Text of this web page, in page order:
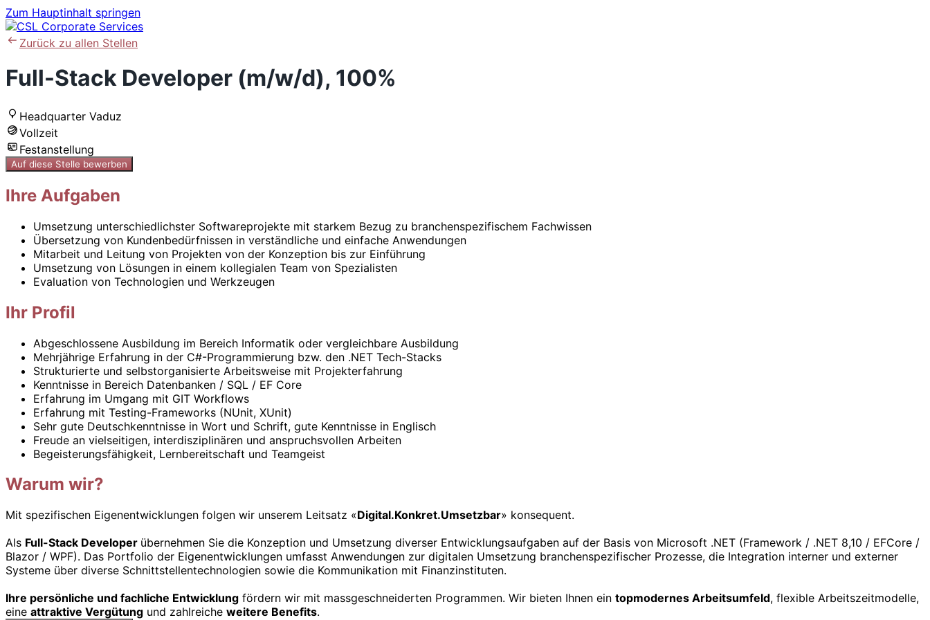
Zum Hauptinhalt springen
Zurück zu allen Stellen
Full-Stack Developer (m/w/d), 100%
Headquarter Vaduz
Vollzeit
Festanstellung
Auf diese Stelle bewerben
Ihre Aufgaben
Umsetzung unterschiedlichster Softwareprojekte mit starkem Bezug zu branchenspezifischem Fachwissen
Übersetzung von Kundenbedürfnissen in verständliche und einfache Anwendungen
Mitarbeit und Leitung von Projekten von der Konzeption bis zur Einführung
Umsetzung von Lösungen in einem kollegialen Team von Spezialisten
Evaluation von Technologien und Werkzeugen
Ihr Profil
Abgeschlossene Ausbildung im Bereich Informatik oder vergleichbare Ausbildung
Mehrjährige Erfahrung in der C#-Programmierung bzw. den .NET Tech-Stacks
Strukturierte und selbstorganisierte Arbeitsweise mit Projekterfahrung
Kenntnisse in Bereich Datenbanken / SQL / EF Core
Erfahrung im Umgang mit GIT Workflows
Erfahrung mit Testing-Frameworks (NUnit, XUnit)
Sehr gute Deutschkenntnisse in Wort und Schrift, gute Kenntnisse in Englisch
Freude an vielseitigen, interdisziplinären und anspruchsvollen Arbeiten
Begeisterungsfähigkeit, Lernbereitschaft und Teamgeist
Warum wir?
Mit spezifischen Eigenentwicklungen folgen wir unserem Leitsatz «Digital.Konkret.Umsetzbar» konsequent.
Als Full-Stack Developer übernehmen Sie die Konzeption und Umsetzung diverser Entwicklungsaufgaben auf der Basis von Microsoft .NET (Framework / .NET 8,10 / EFCore /
Blazor / WPF). Das Portfolio der Eigenentwicklungen umfasst Anwendungen zur digitalen Umsetzung branchenspezifischer Prozesse, die Integration interner und externer
Systeme über diverse Schnittstellentechnologien sowie die Kommunikation mit Finanzinstituten.
Ihre persönliche und fachliche Entwicklung fördern wir mit massgeschneiderten Programmen. Wir bieten Ihnen ein topmodernes Arbeitsumfeld, flexible Arbeitszeitmodelle,
eine attraktive Vergütung und zahlreiche weitere Benefits.